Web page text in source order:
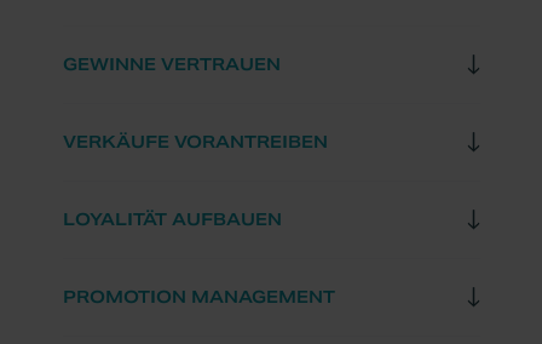
GEWINNE VERTRAUEN
VERKÄUFE VORANTREIBEN
LOYALITÄT AUFBAUEN
PROMOTION MANAGEMENT